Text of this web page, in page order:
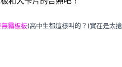
無霸板板(高中生都這樣叫的？)實在是太